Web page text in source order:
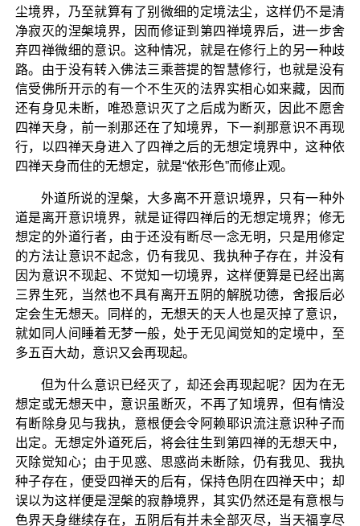
尘境界，乃至就算有了别微细的定境法尘，这样仍不是清
净寂灭的涅槃境界，因而修证到第四禅境界后，进一步舍
弃四禅微细的意识。这种情况，就是在修行上的另一种歧
路。由于没有转入佛法三乘菩提的智慧修行，也就是没有
信受佛所开示的有一个不生灭的法界实相心如来藏，因而
还有身见未断，唯恐意识灭了之后成为断灭，因此不愿舍
四禅天身，前一刹那还在了知境界，下一刹那意识不再现
行，以四禅天身进入了四禅之后的无想定境界中，这种依
四禅天身而住的无想定，就是“依形色”而修止观。
外道所说的涅槃，大多离不开意识境界，只有一种外
道是离开意识境界，就是证得四禅后的无想定境界；修无
想定的外道行者，由于还没有断尽一念无明，只是用修定
的方法让意识不起念，仍有我见、我执种子存在，并没有
因为意识不现起、不觉知一切境界，这样便算是已经出离
三界生死，当然也不具有离开五阴的解脱功德，舍报后必
定会生无想天。同样的，无想天的天人也是灭掉了意识，
就如同人间睡着无梦一般，处于无见闻觉知的定境中，至
多五百大劫，意识又会再现起。
但为什么意识已经灭了，却还会再现起呢？因为在无
想定或无想天中，意识虽断灭，不再了知境界，但有情没
有断除身见与我执，意根便会令阿赖耶识流注意识种子而
出定。无想定外道死后，将会往生到第四禅的无想天中，
灭除觉知心；由于见惑、思惑尚未断除，仍有我见、我执
种子存在，便受四禅天的后有，保持色阴在四禅天中；却
误以为这样便是涅槃的寂静境界，其实仍然还是有意根与
色界天身继续存在，五阴后有并未全部灭尽，当天福享尽